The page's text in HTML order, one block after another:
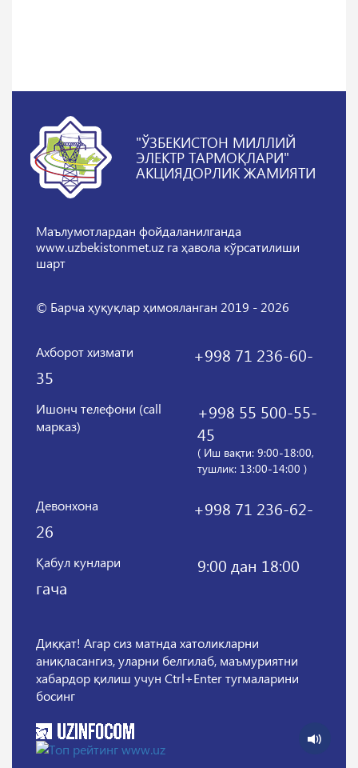
"ЎЗБЕКИСТОН МИЛЛИЙ
ЭЛЕКТР ТАРМОҚЛАРИ"
АКЦИЯДОРЛИК ЖАМИЯТИ
Маълумотлардан фойдаланилганда
www.uzbekistonmet.uz га ҳавола кўрсатилиши
шарт
© Барча ҳуқуқлар ҳимояланган 2019 - 2026
Ахборот хизмати
+998 71 236-60-
35
Ишонч телефони (call
марказ)
+998 55 500-55-
45
( Иш вақти: 9:00-18:00,
тушлик: 13:00-14:00 )
Девонхона
+998 71 236-62-
26
Қабул кунлари
9:00 дан 18:00
гача
Диққат! Агар сиз матнда хатоликларни
аниқласангиз, уларни белгилаб, маъмуриятни
хабардор қилиш учун Ctrl+Enter тугмаларини
босинг